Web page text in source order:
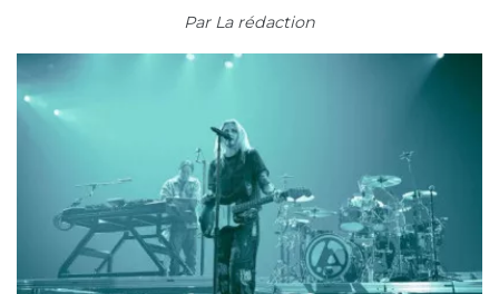
Par La rédaction